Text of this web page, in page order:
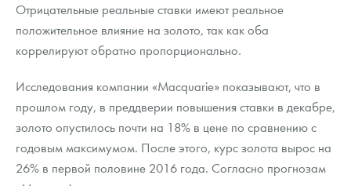
Отрицательные реальные ставки имеют реальное
положительное влияние на золото, так как оба
коррелируют обратно пропорционально.
Исследования компании «Macquarie» показывают, что в
прошлом году, в преддверии повышения ставки в декабре,
золото опустилось почти на 18% в цене по сравнению с
годовым максимумом. После этого, курс золота вырос на
26% в первой половине 2016 года. Согласно прогнозам